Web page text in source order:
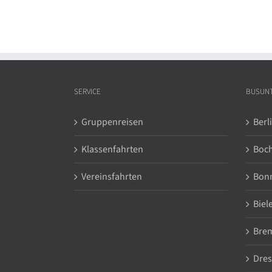
SERVICE
Gruppenreisen
Klassenfahrten
Vereinsfahrten